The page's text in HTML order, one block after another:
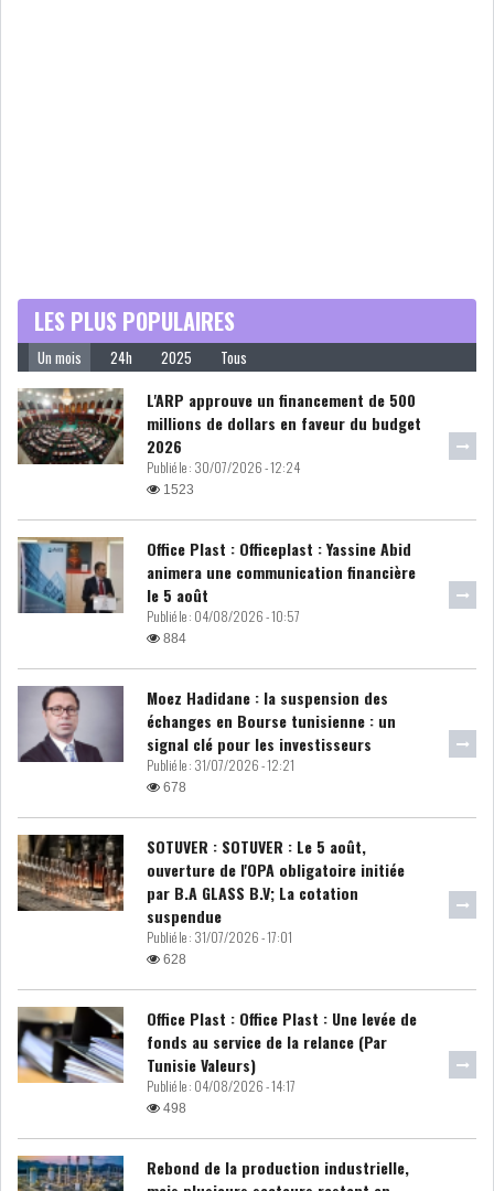
LIBYE
SA SOLUTION DE...
ATTIJARIWAFA BANK : LA
HAUSSE DES BÉNÉFI...
MAGHREB VA VERS...
TRANSITION VERTE AU
MAGHREB : ENTRE OPPO...
RSS
INTERNATIONAL
USA & CANADA
AFRIQUE
SUBSAHARIENNE
AMÉRIQUE LATINE RESTE DU MONDE
LES PLUS POPULAIRES
Un mois 24h 2025 Tous
L'ARP approuve un financement de 500
millions de dollars en faveur du budget
2026
Publié le : 30/07/2026 - 12:24
1523
Office Plast : Officeplast : Yassine Abid
animera une communication financière
le 5 août
Publié le : 04/08/2026 - 10:57
884
Moez Hadidane : la suspension des
échanges en Bourse tunisienne : un
signal clé pour les investisseurs
Publié le : 31/07/2026 - 12:21
678
SOTUVER : SOTUVER : Le 5 août,
ouverture de l'OPA obligatoire initiée
par B.A GLASS B.V; La cotation
suspendue
Publié le : 31/07/2026 - 17:01
628
Office Plast : Office Plast : Une levée de
fonds au service de la relance (Par
Tunisie Valeurs)
Publié le : 04/08/2026 - 14:17
498
Rebond de la production industrielle,